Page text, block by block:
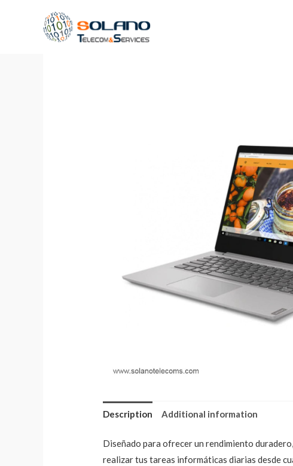
Description Additional information
Diseñado para ofrecer un rendimiento
realizar tus tareas informáticas diarias desde